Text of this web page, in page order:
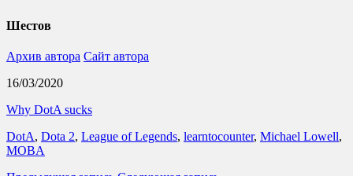
Шестов
Архив автора Сайт автора
16/03/2020
Why DotA sucks
DotA, Dota 2, League of Legends, learntocounter, Michael Lowell,
MOBA